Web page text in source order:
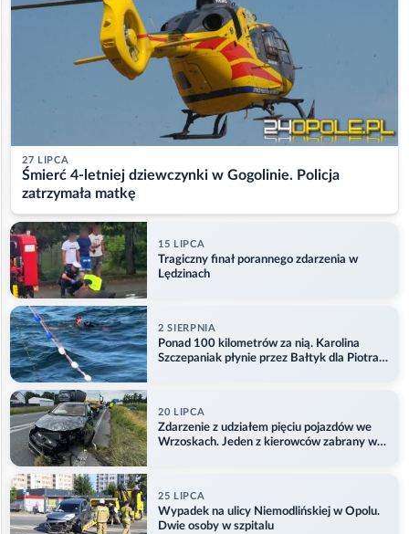
27 LIPCA
Śmierć 4-letniej dziewczynki w Gogolinie. Policja
zatrzymała matkę
15 LIPCA
Tragiczny finał porannego zdarzenia w
Lędzinach
2 SIERPNIA
Ponad 100 kilometrów za nią. Karolina
Szczepaniak płynie przez Bałtyk dla Piotra.
20 LIPCA
Zdarzenie z udziałem pięciu pojazdów we
Wrzoskach. Jeden z kierowców zabrany w
25 LIPCA
Wypadek na ulicy Niemodlińskiej w Opolu.
Dwie osoby w szpitalu